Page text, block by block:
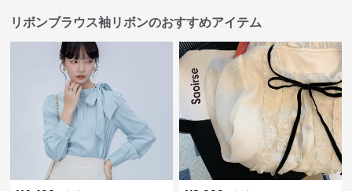
リボンブラウス袖リボンのおすすめアイテム